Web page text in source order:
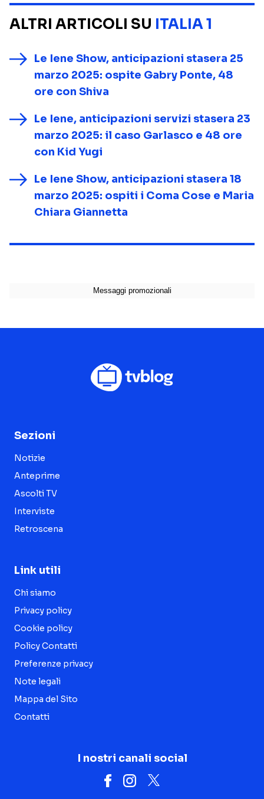
ALTRI ARTICOLI SU ITALIA 1
Le Iene Show, anticipazioni stasera 25
marzo 2025: ospite Gabry Ponte, 48
ore con Shiva
Le Iene, anticipazioni servizi stasera 23
marzo 2025: il caso Garlasco e 48 ore
con Kid Yugi
Le Iene Show, anticipazioni stasera 18
marzo 2025: ospiti i Coma Cose e Maria
Chiara Giannetta
Sezioni
Notizie
Anteprime
Ascolti TV
Interviste
Retroscena
Link utili
Chi siamo
Privacy policy
Cookie policy
Policy Contatti
Preferenze privacy
Note legali
Mappa del Sito
Contatti
I nostri canali social